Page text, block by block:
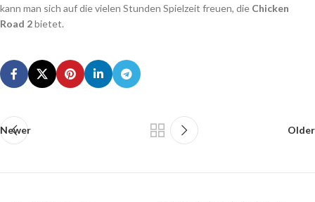
kann man sich auf die vielen Stunden Spielzeit freuen, die Chicken
Road 2bietet.
Newer Older